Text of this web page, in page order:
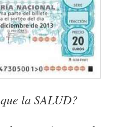
la SALUD?